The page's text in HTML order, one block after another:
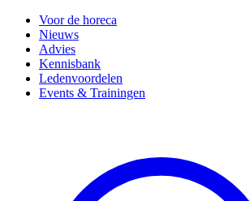
Voor de horeca
Nieuws
Advies
Kennisbank
Ledenvoordelen
Events & Trainingen